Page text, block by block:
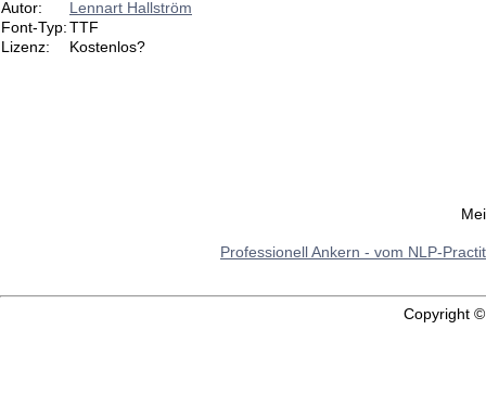
Autor:
Lennart Hallström
Font-Typ:TTF
Lizenz:
Kostenlos?
Professionell Ankern - vom NLP-
Copyright